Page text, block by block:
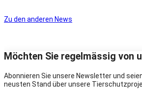
Zu den anderen News
Möchten Sie regelmässig von
Abonnieren Sie unsere Newsletter und
neusten Stand über unsere